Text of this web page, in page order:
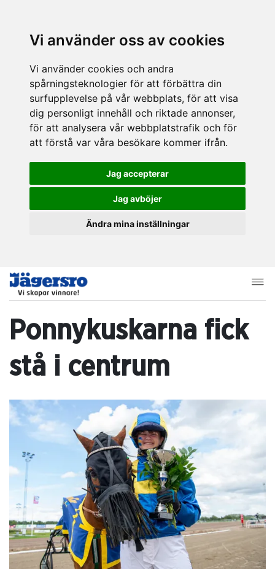
Vi använder oss av cookies
Vi använder cookies och andra
spårningsteknologier för att förbättra din
surfupplevelse på vår webbplats, för att visa
dig personligt innehåll och riktade annonser,
för att analysera vår webbplatstrafik och för
att förstå var våra besökare kommer ifrån.
Jag accepterar
Jag avböjer
Ändra mina inställningar
Ponnykuskarna fick
stå i centrum